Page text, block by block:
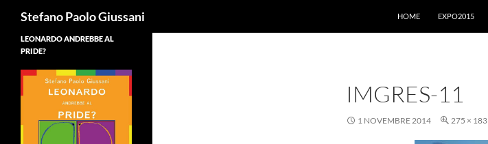
Stefano Paolo Giussani
HOME
EXPO2015
IMGRES-11
1 NOVEMBRE 2014 275 × 183
LEONARDO ANDREBBE AL
PRIDE?